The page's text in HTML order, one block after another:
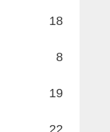
18
8
19
22